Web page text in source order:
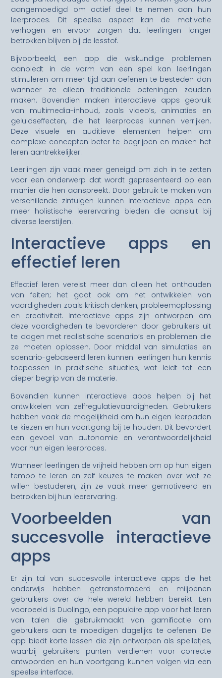
aangemoedigd om actief deel te nemen aan hun
leerproces. Dit speelse aspect kan de motivatie
verhogen en ervoor zorgen dat leerlingen langer
betrokken blijven bij de lesstof.
Bijvoorbeeld, een app die wiskundige problemen
aanbiedt in de vorm van een spel kan leerlingen
stimuleren om meer tijd aan oefenen te besteden dan
wanneer ze alleen traditionele oefeningen zouden
maken. Bovendien maken interactieve apps gebruik
van multimedia-inhoud, zoals video’s, animaties en
geluidseffecten, die het leerproces kunnen verrijken.
Deze visuele en auditieve elementen helpen om
complexe concepten beter te begrijpen en maken het
leren aantrekkelijker.
Leerlingen zijn vaak meer geneigd om zich in te zetten
voor een onderwerp dat wordt gepresenteerd op een
manier die hen aanspreekt. Door gebruik te maken van
verschillende zintuigen kunnen interactieve apps een
meer holistische leerervaring bieden die aansluit bij
diverse leerstijlen.
Interactieve apps en
effectief leren
Effectief leren vereist meer dan alleen het onthouden
van feiten; het gaat ook om het ontwikkelen van
vaardigheden zoals kritisch denken, probleemoplossing
en creativiteit. Interactieve apps zijn ontworpen om
deze vaardigheden te bevorderen door gebruikers uit
te dagen met realistische scenario’s en problemen die
ze moeten oplossen. Door middel van simulaties en
scenario-gebaseerd leren kunnen leerlingen hun kennis
toepassen in praktische situaties, wat leidt tot een
dieper begrip van de materie.
Bovendien kunnen interactieve apps helpen bij het
ontwikkelen van zelfregulatievaardigheden. Gebruikers
hebben vaak de mogelijkheid om hun eigen leerpaden
te kiezen en hun voortgang bij te houden. Dit bevordert
een gevoel van autonomie en verantwoordelijkheid
voor hun eigen leerproces.
Wanneer leerlingen de vrijheid hebben om op hun eigen
tempo te leren en zelf keuzes te maken over wat ze
willen bestuderen, zijn ze vaak meer gemotiveerd en
betrokken bij hun leerervaring.
Voorbeelden van
succesvolle interactieve
apps
Er zijn tal van succesvolle interactieve apps die het
onderwijs hebben getransformeerd en miljoenen
gebruikers over de hele wereld hebben bereikt. Een
voorbeeld is Duolingo, een populaire app voor het leren
van talen die gebruikmaakt van gamificatie om
gebruikers aan te moedigen dagelijks te oefenen. De
app biedt korte lessen die zijn ontworpen als spelletjes,
waarbij gebruikers punten verdienen voor correcte
antwoorden en hun voortgang kunnen volgen via een
speelse interface.